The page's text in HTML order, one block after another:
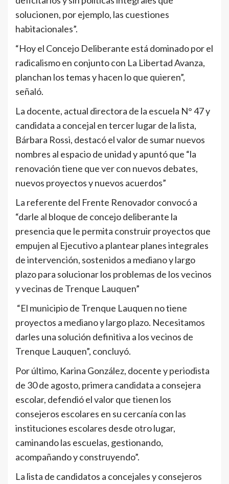
solucionen, por ejemplo, las cuestiones
habitacionales”.
“Hoy el Concejo Deliberante está dominado por el
radicalismo en conjunto con La Libertad Avanza,
planchan los temas y hacen lo que quieren”,
señaló.
La docente, actual directora de la escuela N° 47 y
candidata a concejal en tercer lugar de la lista,
Bárbara Rossi, destacó el valor de sumar nuevos
nombres al espacio de unidad y apuntó que “la
renovación tiene que ver con nuevos debates,
nuevos proyectos y nuevos acuerdos”
La referente del Frente Renovador convocó a
“darle al bloque de concejo deliberante la
presencia que le permita construir proyectos que
empujen al Ejecutivo a plantear planes integrales
de intervención, sostenidos a mediano y largo
plazo para solucionar los problemas de los vecinos
y vecinas de Trenque Lauquen”
“El municipio de Trenque Lauquen no tiene
proyectos a mediano y largo plazo. Necesitamos
darles una solución definitiva a los vecinos de
Trenque Lauquen”, concluyó.
Por último, Karina González, docente y periodista
de 30 de agosto, primera candidata a consejera
escolar, defendió el valor que tienen los
consejeros escolares en su cercanía con las
instituciones escolares desde otro lugar,
caminando las escuelas, gestionando,
acompañando y construyendo”.
La lista de candidatos a concejales y consejeros